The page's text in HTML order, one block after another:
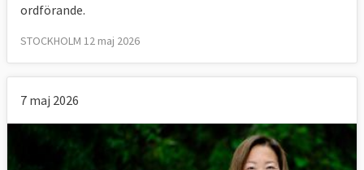
ordförande.
STOCKHOLM 12 maj 2026
7 maj 2026